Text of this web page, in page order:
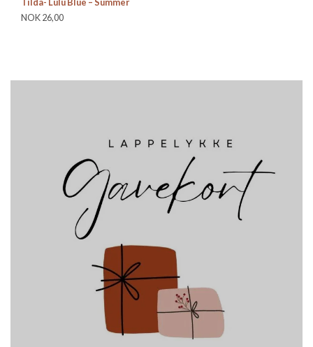
NOK 26,00